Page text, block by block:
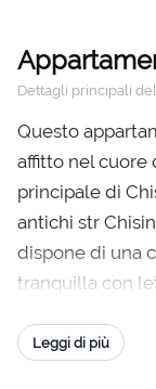
Dettagli principali
Questo
affitto nel cuore
principale di
antichi str
dispone di una
tranquilla con
estensibile per
Leggi di più